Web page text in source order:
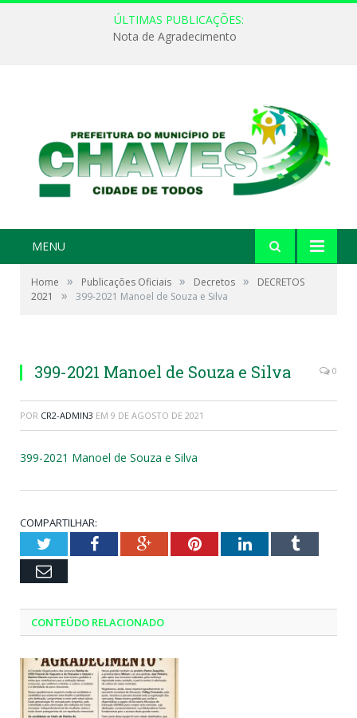
ÚLTIMAS PUBLICAÇÕES:
Nota de Agradecimento
MENU
Home » Publicações Oficiais » Decretos »
DECRETOS
2021
» 399-2021 Manoel de Souza e Silva
399-2021 Manoel de Souza e Silva 0
POR CR2-ADMIN3 EM 9 DE AGOSTO DE 2021
399-2021 Manoel de Souza e Silva
COMPARTILHAR:
TwitterFacebookGoogle+PinterestLinkedInTumblr
Email
CONTEÚDO RELACIONADO